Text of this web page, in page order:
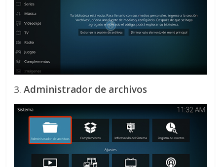
3.Administrador de archivos